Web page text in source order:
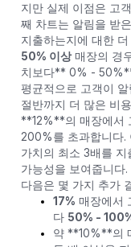
지만 실제 이점은 고
째 차트는 알림을 받
지출하는지에 대한
50% 이상매장의 경
치보다** 0% -
평균적으로 고객이
절반까지 더 많은 비
**12%**의 매장에서
200%를 초과합니다.
가치의 최소 3배를
가능성을 보여줍니다.
다음은 몇 가지 추가
17% 매장에서
다 50% -
약 **10%**의